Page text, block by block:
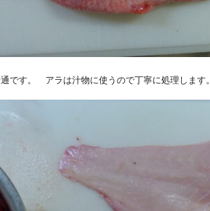
です。 アラは汁物に使うので丁寧に処理します。